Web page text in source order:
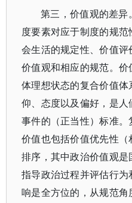
第三，价值观的差
度要素对应于制度的规
会生活的规定性、价值
价值观和相应的规范。
体理想状态的复合价值
仰、态度以及偏好，是
事件的（正当性）标准
价值也包括价值优先性
排序，其中政治价值观是
指导政治过程并评估行
响是全方位的，从规范